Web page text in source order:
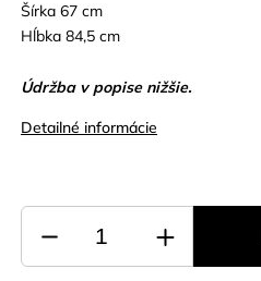
Šírka 67 cm
Hĺbka 84,5 cm
Údržba v popise nižšie.
Detailné informácie